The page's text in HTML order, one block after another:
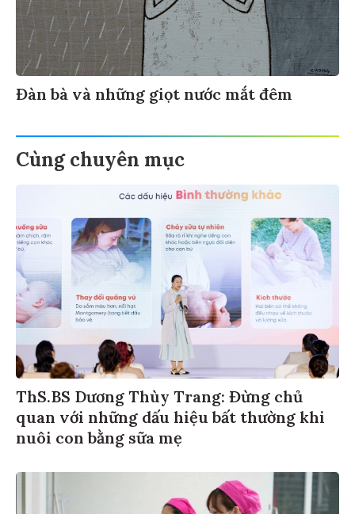
Đàn bà và những giọt nước mắt đêm
Cùng chuyên mục
ThS.BS Dương Thùy Trang: Đừng chủ
quan với những dấu hiệu bất thường khi
nuôi con bằng sữa mẹ